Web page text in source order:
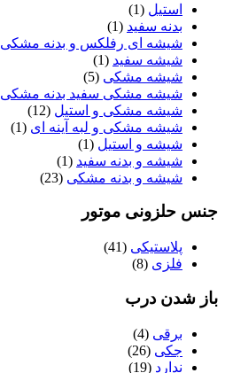
استیل (1)
بدنه سفید (1)
شیشه ای رفلکس و بدنه مشکی
شیشه سفید (1)
شیشه مشکی (5)
شیشه مشکی سفید بدنه مشکی
شیشه مشکی و استیل (12)
شیشه مشکی و لبه آینه ای (1)
شیشه و استیل (1)
شیشه و بدنه سفید (1)
شیشه و بدنه مشکی (23)
جنس حلزونی موتور
پلاستیکی (41)
فلزی (8)
باز شدن درب
برقی (4)
جکی (26)
ندارد (19)